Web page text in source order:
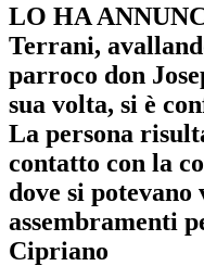
LO HA
Terrani,
parroco don
sua volta, si è
La persona
contatto con la
dove si
assembramenti
Cipriano